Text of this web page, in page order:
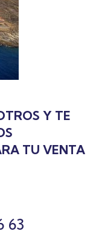
Y TE
TU VENTA
63